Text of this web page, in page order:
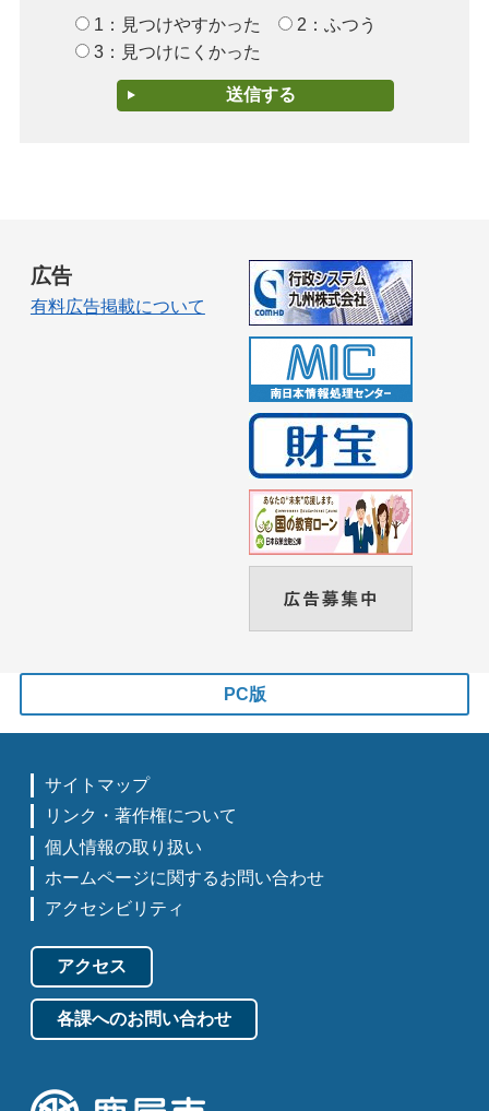
1：見つけやすかった
2：ふつう
3：見つけにくかった
広告
有料広告掲載について
PC版
サイトマップ
リンク・著作権について
個人情報の取り扱い
ホームページに関するお問い合わせ
アクセシビリティ
アクセス
各課へのお問い合わせ